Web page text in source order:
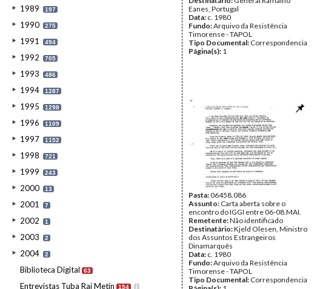
1989 197
1990 275
1991 494
1992 705
1993 486
1994 1287
1995 1298
1996 1109
1997 1152
1998 721
1999 243
2000 13
2001 7
2002 1
2003 2
2004 2
Biblioteca Digital 63
Entrevistas Tuba Rai Metin 154 I
Eanes, Portugal
Data: c. 1980
Fundo:Arquivo da Resistência
Timorense - TAPOL
Tipo Documental: Correspondencia
Página(s): 1
Pasta:06458.086
Assunto: Carta aberta sobre o
encontro do IGGI entre 06-08.MAI.
Remetente:Não identificado
Destinatário:Kjeld Olesen, Ministro
dos Assuntos Estrangeiros
Dinamarquês
Data: c. 1980
Fundo:Arquivo da Resistência
Timorense - TAPOL
Tipo Documental: Correspondencia